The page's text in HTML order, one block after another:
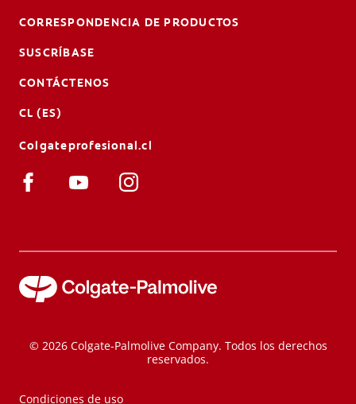
CORRESPONDENCIA DE PRODUCTOS
SUSCRÍBASE
CONTÁCTENOS
CL (ES)
Colgateprofesional.cl
© 2026 Colgate-Palmolive Company. Todos los derechos
reservados.
Condiciones de uso